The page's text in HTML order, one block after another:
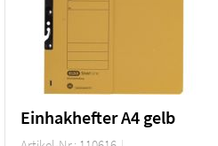
Einhakhefter A4 gelb